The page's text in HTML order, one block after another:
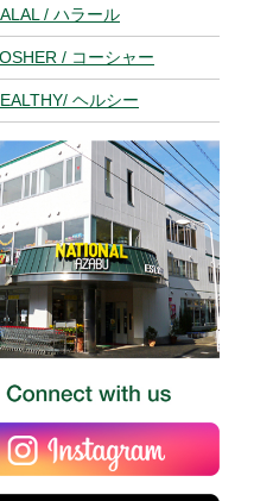
/ ハラール
/ コーシャー
ヘルシー